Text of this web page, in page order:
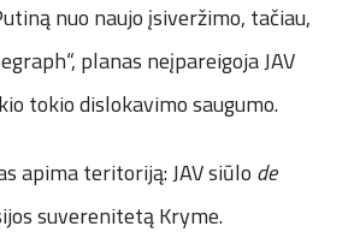
nuo naujo įsiveržimo, tačiau,
planas neįpareigoja JAV
tokio dislokavimo saugumo.
apima teritoriją: JAV siūlo de
suverenitetą Kryme.